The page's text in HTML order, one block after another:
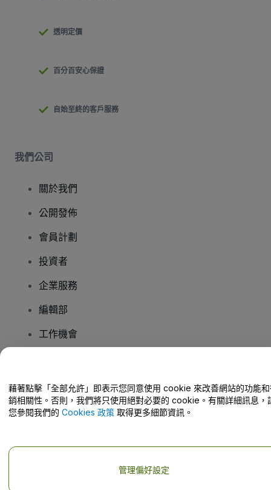
透明定價
百分百安心保證
自始至終的客戶服務
我們公司
關於我們
公開發佈
會員計劃
投資者
企業服務
編輯部
工作機會
幫助中心 / 聯絡我們
公司詳情
藉著點擊「全部允許」即表示您同意使用 cookie 來改善網站的功能
銷相關性。否則，我們將只使用絕對必要的 cookie。有關詳細訊息，
您參閱我們的 Cookies 政策 取得更多細節資訊。
管理偏好設定